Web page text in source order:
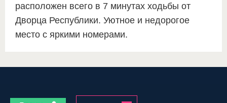
расположен всего в 7 минутах ходьбы от
Дворца Республики. Уютное и недорогое
место с яркими номерами.